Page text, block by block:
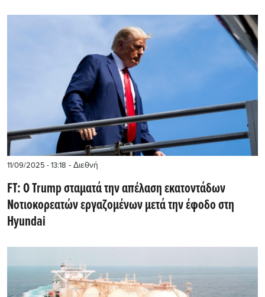
11/09/2025 - 13:18 - Διεθνή
FT: Ο Trump σταματά την απέλαση εκατοντάδων
Νοτιοκορεατών εργαζομένων μετά την έφοδο στη
Hyundai